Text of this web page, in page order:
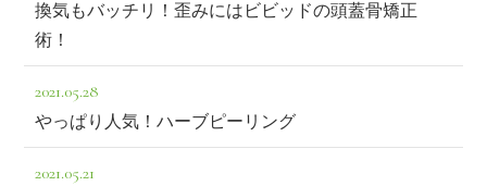
換気もバッチリ！歪みにはビビッドの頭蓋骨矯正
術！
2021.05.28
やっぱり人気！ハーブピーリング
2021.05.21